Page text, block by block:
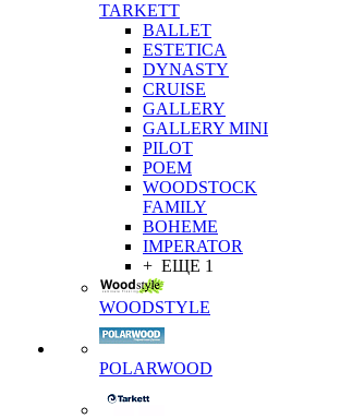
TARKETT
BALLET
ESTETICA
DYNASTY
CRUISE
GALLERY
GALLERY MINI
PILOT
POEM
WOODSTOCK
FAMILY
BOHEME
IMPERATOR
+ ЕЩЕ 1
WOODSTYLE
POLARWOOD